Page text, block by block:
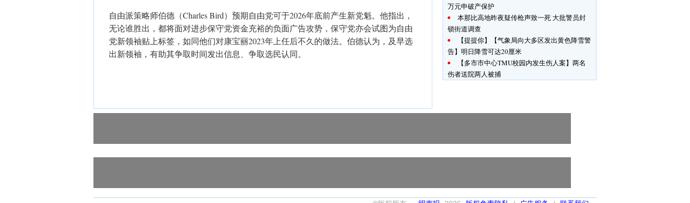
自由派策略师伯德（Charles Bird）预期自由党可于2026年底前产生新党魁。他指出，
无论谁胜出，都将面对进步保守党资金充裕的负面广告攻势，保守党亦会试图为自由
党新领袖贴上标签，如同他们对康宝丽2023年上任后不久的做法。伯德认为，及早选
出新领袖，有助其争取时间发出信息、争取选民认同。
万元申破产保护
本那比高地昨夜疑传枪声致一死 大批警员封
锁街道调查
【提提你】【气象局向大多区发出黄色降雪警
告】明日降雪可达20厘米
【多市市中心TMU校园内发生伤人案】两名
伤者送院两人被捕